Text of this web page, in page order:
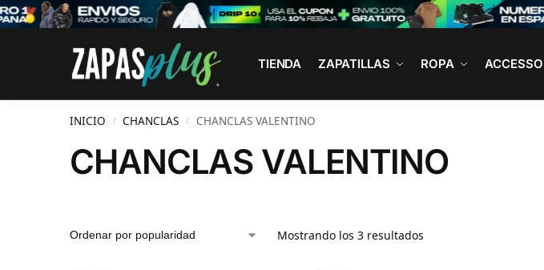
TIENDA ZAPATILLAS ROPA
Search
INICIO / CHANCLAS / CHANCLAS VALENTINO
CHANCLAS VALENTINO
Mostrando los 3 resultados